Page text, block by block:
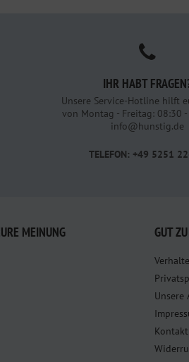
IHR HABT
Unsere Service-Hotline hilft
von Montag - Freitag: 08:30
info@hunstig.de
TELEFON: +49 5251
MEINUNG GUT
Unsere
Kontakt